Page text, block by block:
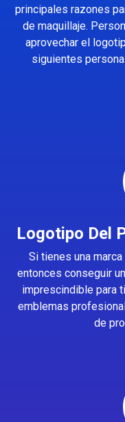
principales razones
de maquillaje.
aprovechar el
siguientes
Logotipo Del
Si tienes una
entonces conseguir
imprescindible para
emblemas
de